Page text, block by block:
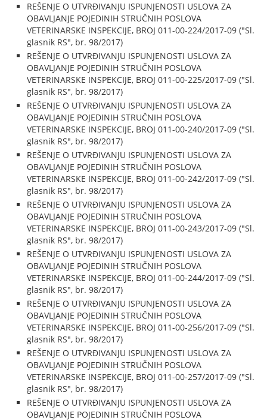
REŠENJE O UTVRĐIVANJU ISPUNJENOSTI USLOVA ZA
OBAVLJANJE POJEDINIH STRUČNIH POSLOVA
VETERINARSKE INSPEKCIJE, BROJ 011-00-224/2017-09 ("Sl.
glasnik RS", br. 98/2017)
REŠENJE O UTVRĐIVANJU ISPUNJENOSTI USLOVA ZA
OBAVLJANJE POJEDINIH STRUČNIH POSLOVA
VETERINARSKE INSPEKCIJE, BROJ 011-00-225/2017-09 ("Sl.
glasnik RS", br. 98/2017)
REŠENJE O UTVRĐIVANJU ISPUNJENOSTI USLOVA ZA
OBAVLJANJE POJEDINIH STRUČNIH POSLOVA
VETERINARSKE INSPEKCIJE, BROJ 011-00-240/2017-09 ("Sl.
glasnik RS", br. 98/2017)
REŠENJE O UTVRĐIVANJU ISPUNJENOSTI USLOVA ZA
OBAVLJANJE POJEDINIH STRUČNIH POSLOVA
VETERINARSKE INSPEKCIJE, BROJ 011-00-242/2017-09 ("Sl.
glasnik RS", br. 98/2017)
REŠENJE O UTVRĐIVANJU ISPUNJENOSTI USLOVA ZA
OBAVLJANJE POJEDINIH STRUČNIH POSLOVA
VETERINARSKE INSPEKCIJE, BROJ 011-00-243/2017-09 ("Sl.
glasnik RS", br. 98/2017)
REŠENJE O UTVRĐIVANJU ISPUNJENOSTI USLOVA ZA
OBAVLJANJE POJEDINIH STRUČNIH POSLOVA
VETERINARSKE INSPEKCIJE, BROJ 011-00-244/2017-09 ("Sl.
glasnik RS", br. 98/2017)
REŠENJE O UTVRĐIVANJU ISPUNJENOSTI USLOVA ZA
OBAVLJANJE POJEDINIH STRUČNIH POSLOVA
VETERINARSKE INSPEKCIJE, BROJ 011-00-256/2017-09 ("Sl.
glasnik RS", br. 98/2017)
REŠENJE O UTVRĐIVANJU ISPUNJENOSTI USLOVA ZA
OBAVLJANJE POJEDINIH STRUČNIH POSLOVA
VETERINARSKE INSPEKCIJE, BROJ 011-00-257/2017-09 ("Sl.
glasnik RS", br. 98/2017)
REŠENJE O UTVRĐIVANJU ISPUNJENOSTI USLOVA ZA
OBAVLJANJE POJEDINIH STRUČNIH POSLOVA